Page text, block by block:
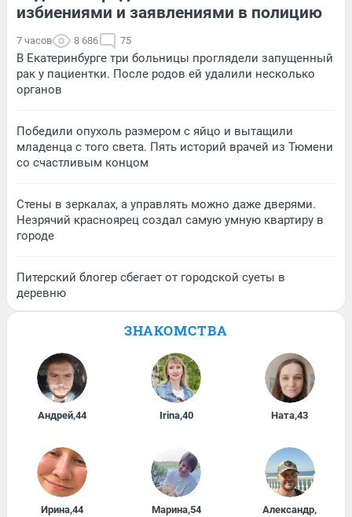
избиениями и заявлениями в полицию
7 часов 8 686 75
В Екатеринбурге три больницы проглядели запущенный
рак у пациентки. После родов ей удалили несколько
органов
Победили опухоль размером с яйцо и вытащили
младенца с того света. Пять историй врачей из Тюмени
со счастливым концом
Стены в зеркалах, а управлять можно даже дверями.
Незрячий красноярец создал самую умную квартиру в
городе
Питерский блогер сбегает от городской суеты в
деревню
ЗНАКОМСТВА
Андрей,44 Irina,40 Ната,43
Ирина,44 Марина,54 Александр,